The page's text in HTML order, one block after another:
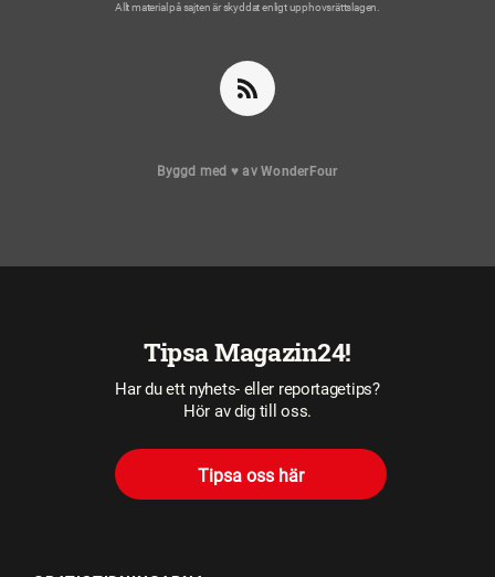
Allt material på sajten är skyddat enligt upphovsrättslagen.
Byggd med ♥ avWonderFour
Tipsa Magazin24!
Har du ett nyhets- eller reportagetips?
Hör av dig till oss.
Tipsa oss här